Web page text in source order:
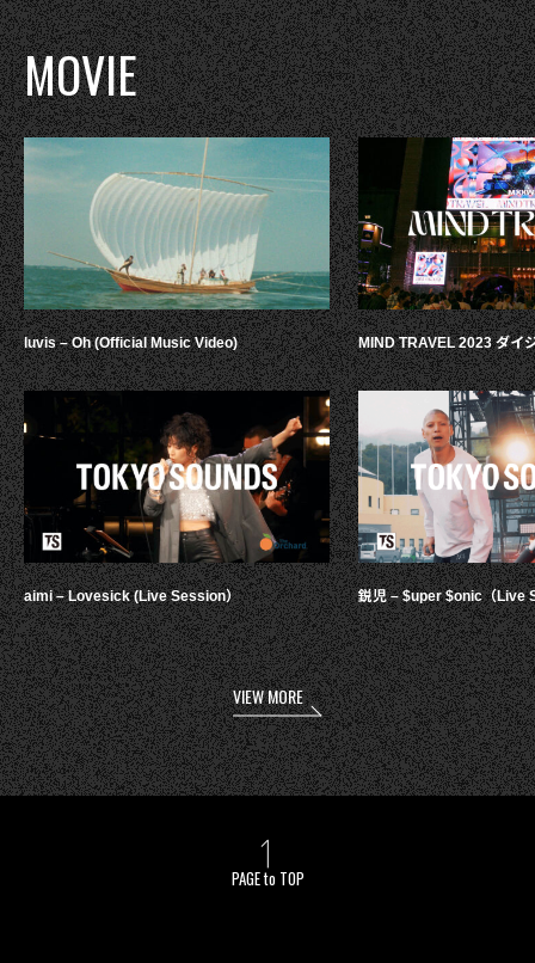
MOVIE
luvis – Oh (Official Music Video)
aimi – Lovesick (Live Session）
MIND TRAVEL 2023 ダイ
鋭児 – $uper $onic（Live
VIEW MORE
PAGE to TOP